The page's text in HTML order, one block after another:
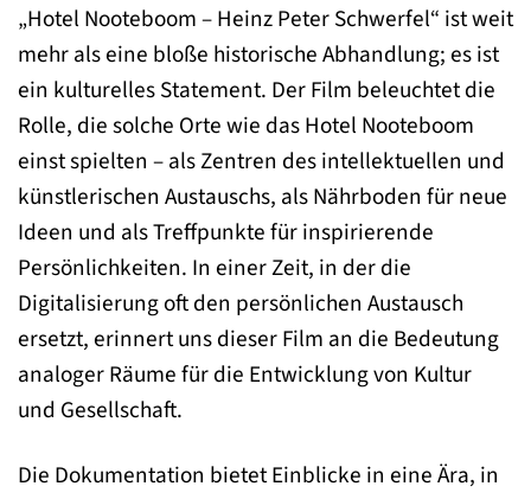
„Hotel Nooteboom – Heinz Peter Schwerfel“ ist weit
mehr als eine bloße historische Abhandlung; es ist
ein kulturelles Statement. Der Film beleuchtet die
Rolle, die solche Orte wie das Hotel Nooteboom
einst spielten – als Zentren des intellektuellen und
künstlerischen Austauschs, als Nährboden für neue
Ideen und als Treffpunkte für inspirierende
Persönlichkeiten. In einer Zeit, in der die
Digitalisierung oft den persönlichen Austausch
ersetzt, erinnert uns dieser Film an die Bedeutung
analoger Räume für die Entwicklung von Kultur
und Gesellschaft.
Die Dokumentation bietet Einblicke in eine Ära, in